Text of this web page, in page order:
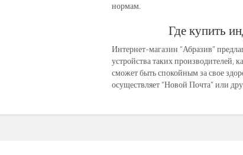
нормам.
Где купить
Интернет-магазин “Абразив”
устройства таких производителей,
сможет быть спокойным за свое
осуществляет “Новой Почта” или